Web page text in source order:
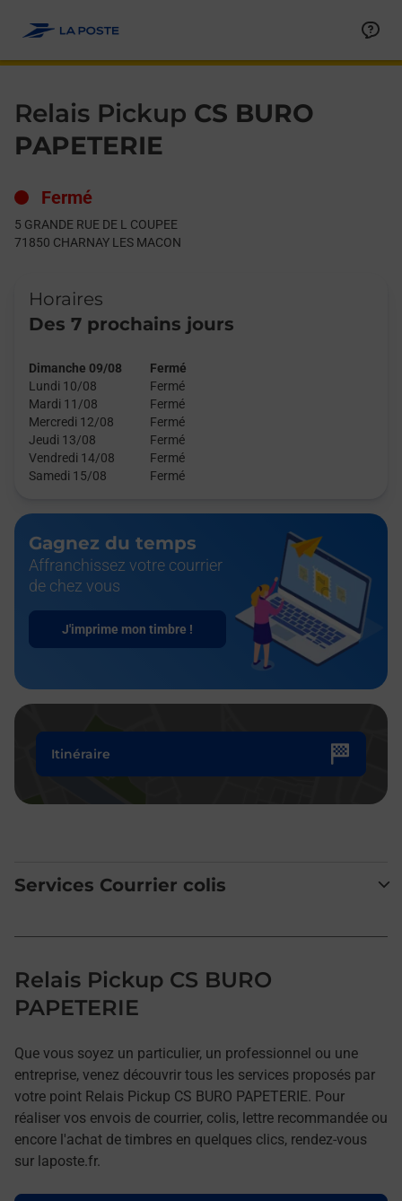
Relais Pickup CS BURO
PAPETERIE
Fermé
5 GRANDE RUE DE L COUPEE
71850 CHARNAY LES MACON
Horaires
Des 7 prochains jours
Dimanche 09/08
Fermé
Lundi 10/08
Fermé
Mardi 11/08
Fermé
Mercredi 12/08
Fermé
Jeudi 13/08
Fermé
Vendredi 14/08
Fermé
Samedi 15/08
Fermé
Gagnez du temps
Affranchissez votre courrier
de chez vous
J'imprime mon timbre !
Itinéraire
Services Courrier colis
Relais Pickup CS BURO
PAPETERIE
Que vous soyez un particulier, un professionnel ou une
entreprise, venez découvrir tous les services proposés par
votre point Relais Pickup CS BURO PAPETERIE. Pour
réaliser vos envois de courrier, colis, lettre recommandée ou
encore l'achat de timbres en quelques clics, rendez-vous
sur laposte.fr.